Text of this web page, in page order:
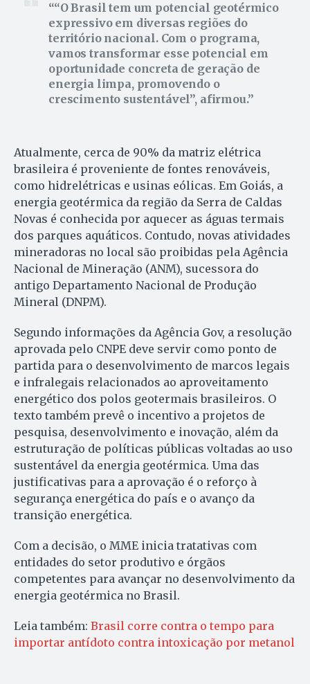
“O Brasil tem um potencial geotérmico
expressivo em diversas regiões do
território nacional. Com o programa,
vamos transformar esse potencial em
oportunidade concreta de geração de
energia limpa, promovendo o
crescimento sustentável”, afirmou.
Atualmente, cerca de 90% da matriz elétrica
brasileira é proveniente de fontes renováveis,
como hidrelétricas e usinas eólicas. Em Goiás, a
energia geotérmica da região da Serra de Caldas
Novas é conhecida por aquecer as águas termais
dos parques aquáticos. Contudo, novas atividades
mineradoras no local são proibidas pela Agência
Nacional de Mineração (ANM), sucessora do
antigo Departamento Nacional de Produção
Mineral (DNPM).
Segundo informações da Agência Gov, a resolução
aprovada pelo CNPE deve servir como ponto de
partida para o desenvolvimento de marcos legais
e infralegais relacionados ao aproveitamento
energético dos polos geotermais brasileiros. O
texto também prevê o incentivo a projetos de
pesquisa, desenvolvimento e inovação, além da
estruturação de políticas públicas voltadas ao uso
sustentável da energia geotérmica. Uma das
justificativas para a aprovação é o reforço à
segurança energética do país e o avanço da
transição energética.
Com a decisão, o MME inicia tratativas com
entidades do setor produtivo e órgãos
competentes para avançar no desenvolvimento da
energia geotérmica no Brasil.
Leia também: Brasil corre contra o tempo para
importar antídoto contra intoxicação por metanol